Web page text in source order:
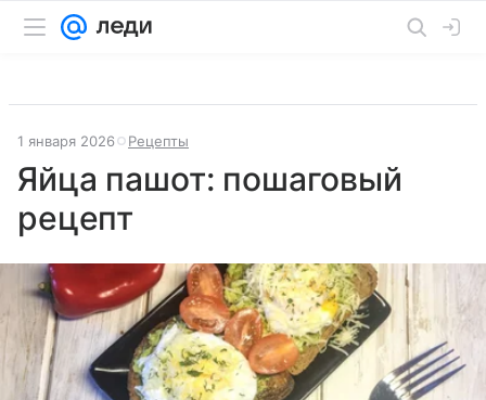
1 января 2026 Рецепты
Яйца пашот: пошаговый
рецепт